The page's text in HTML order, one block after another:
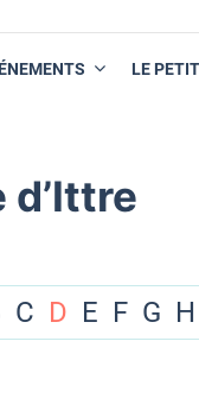
LE
C D E F G H